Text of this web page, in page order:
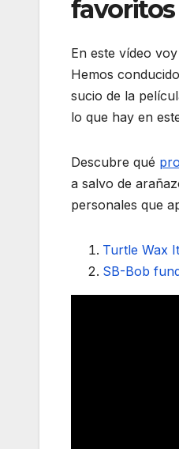
favoritos
En este vídeo
Hemos
sucio de la
lo que hay en
Descubre qué
a salvo de
personales que
Turtle Wax
SB-Bob